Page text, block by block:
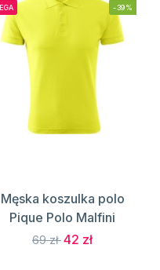
-39%
Męska koszulka polo
Pique Polo Malfini
69 zł42 zł